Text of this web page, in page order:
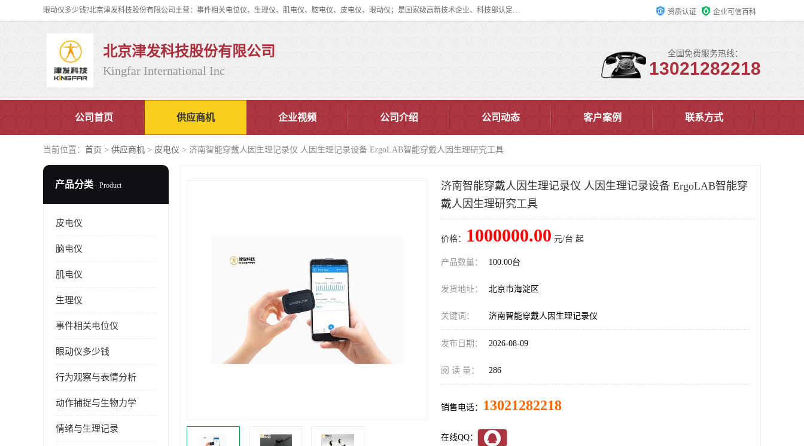
眼动仪多少钱?北京津发科技股份有限公司主营：事件相关电位仪、生理仪、肌电仪、脑电仪、皮电仪、眼动仪；是国家级高新技术企业、科技部认定的科技型中小企业和中关村高新技术企业，具备保密资格，具备自主进出口经营权；自主研发技术、产品与服务荣获多项省部级科学技术奖励、国家发明专利、国家软件著作权和省部级新技术新产品（服务）认证。 资质认证 企业可信百科
北京津发科技股份有限公司
Kingfar International Inc
全国免费服务热线：
13021282218
公司首页 供应商机 企业视频 公司介绍 公司动态 客户案例 联系方式
当前位置： 首页 > 供应商机 > 皮电仪 > 济南智能穿戴人因生理记录仪 人因生理记录设备 ErgoLAB智能穿戴人因生理研究工具
产品分类 Product
皮电仪
脑电仪
肌电仪
生理仪
事件相关电位仪
眼动仪多少钱
行为观察与表情分析
动作捕捉与生物力学
情绪与生理记录
济南智能穿戴人因生理记录仪 人因生理记录设备 ErgoLAB智能穿
戴人因生理研究工具
价格： 1000000.00 元/台 起
产品数量： 100.00台
发货地址： 北京市海淀区
关键词： 济南智能穿戴人因生理记录仪
发布日期： 2026-08-09
阅 读 量： 286
销售电话： 13021282218
在线QQ：